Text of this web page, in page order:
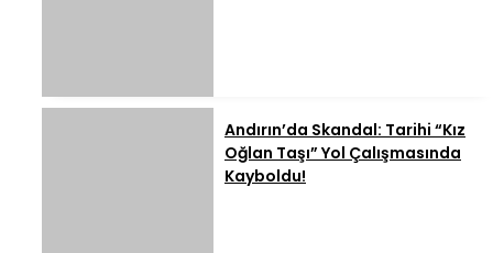
Andırın’da Skandal: Tarihi “Kız
Oğlan Taşı” Yol Çalışmasında
Kayboldu!